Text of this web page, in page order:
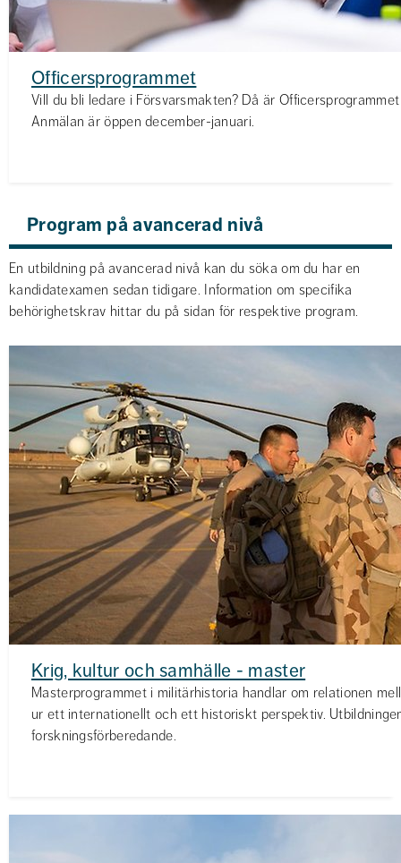
Officersprogrammet
Vill du bli ledare i Försvarsmakten? Då är
Anmälan är öppen december-januari.
Program på avancerad nivå
En utbildning på avancerad nivå kan du söka om du har en
kandidatexamen sedan tidigare. Information om specifika
behörighetskrav hittar du på sidan för respektive program.
Krig, kultur och samhälle - master
Masterprogrammet i militärhistoria handlar om relationen
ur ett internationellt och ett historiskt perspektiv.
forskningsförberedande.